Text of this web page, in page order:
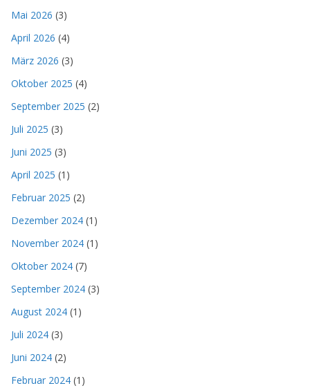
Mai 2026 (3)
April 2026 (4)
März 2026 (3)
Oktober 2025 (4)
September 2025 (2)
Juli 2025 (3)
Juni 2025 (3)
April 2025 (1)
Februar 2025 (2)
Dezember 2024 (1)
November 2024 (1)
Oktober 2024 (7)
September 2024 (3)
August 2024 (1)
Juli 2024 (3)
Juni 2024 (2)
Februar 2024 (1)